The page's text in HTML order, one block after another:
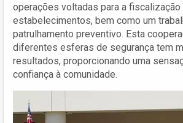
operações voltadas para a fiscalização
estabelecimentos, bem como um
patrulhamento preventivo. Esta
diferentes esferas de segurança tem
resultados, proporcionando uma
confiança à comunidade.